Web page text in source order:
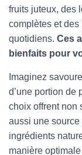
fruits juteux, des
complètes et
quotidiens. Ces
bienfaits pour
Imaginez
d’une portion de
choix offrent non
aussi une
ingrédients
manière